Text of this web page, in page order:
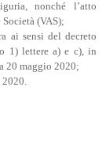
nonché l’atto
(VAS);
ai sensi del decreto
1) lettere a) e c), in
20 maggio 2020;
2020.